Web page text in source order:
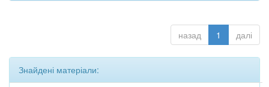
назад 1 далі
Знайдені матеріали: